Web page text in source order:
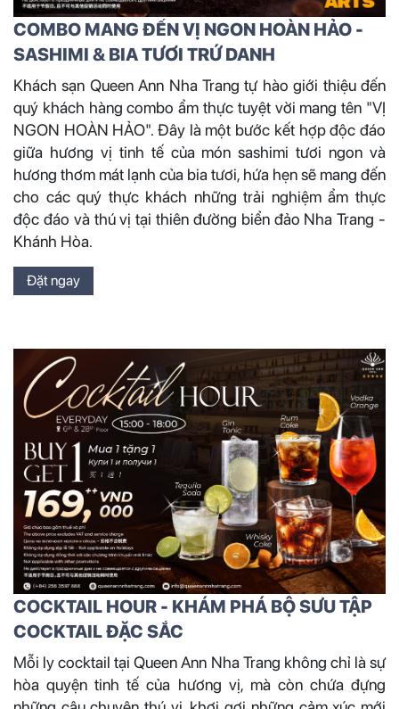
COMBO MANG ĐẾN VỊ NGON HOÀN HẢO -
SASHIMI & BIA TƯƠI TRỨ DANH
️Khách sạn Queen Ann Nha Trang tự hào giới thiệu đến
quý khách hàng combo ẩm thực tuyệt vời mang tên "VỊ
NGON HOÀN HẢO". Đây là một bước kết hợp độc đáo
giữa hương vị tinh tế của món sashimi tươi ngon và
hương thơm mát lạnh của bia tươi, hứa hẹn sẽ mang đến
cho các quý thực khách những trải nghiệm ẩm thực
độc đáo và thú vị tại thiên đường biển đảo Nha Trang -
Khánh Hòa.
Đặt ngay
COCKTAIL HOUR - KHÁM PHÁ BỘ SƯU TẬP
COCKTAIL ĐẶC SẮC
Mỗi ly cocktail tại Queen Ann Nha Trang không chỉ là sự
hòa quyện tinh tế của hương vị, mà còn chứa đựng